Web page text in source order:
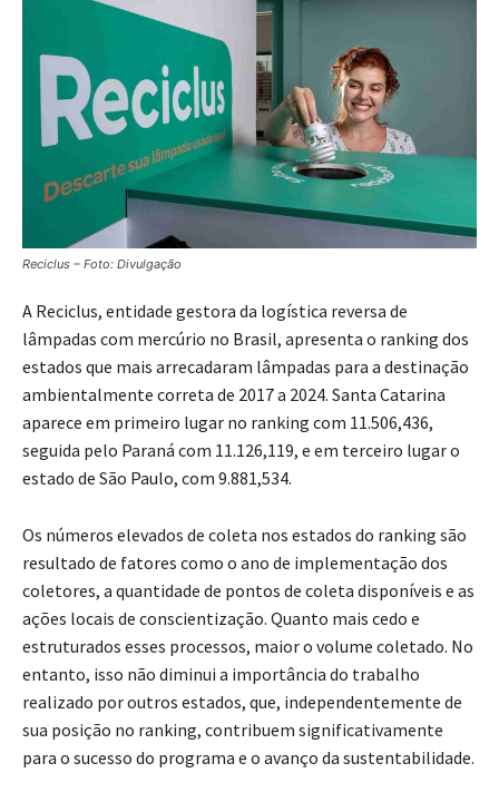
Reciclus – Foto: Divulgação
A Reciclus, entidade gestora da logística reversa de
lâmpadas com mercúrio no Brasil, apresenta o ranking dos
estados que mais arrecadaram lâmpadas para a destinação
ambientalmente correta de 2017 a 2024. Santa Catarina
aparece em primeiro lugar no ranking com 11.506,436,
seguida pelo Paraná com 11.126,119, e em terceiro lugar o
estado de São Paulo, com 9.881,534.
Os números elevados de coleta nos estados do ranking são
resultado de fatores como o ano de implementação dos
coletores, a quantidade de pontos de coleta disponíveis e as
ações locais de conscientização. Quanto mais cedo e
estruturados esses processos, maior o volume coletado. No
entanto, isso não diminui a importância do trabalho
realizado por outros estados, que, independentemente de
sua posição no ranking, contribuem significativamente
para o sucesso do programa e o avanço da sustentabilidade.